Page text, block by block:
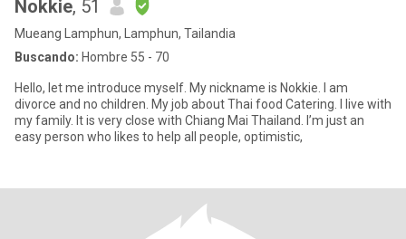
Nokkie, 51
Mueang Lamphun, Lamphun, Tailandia
Buscando: Hombre 55 - 70
Hello, let me introduce myself. My nickname is Nokkie. I am
divorce and no children. My job about Thai food Catering. I live with
my family. It is very close with Chiang Mai Thailand. I’m just an
easy person who likes to help all people, optimistic,